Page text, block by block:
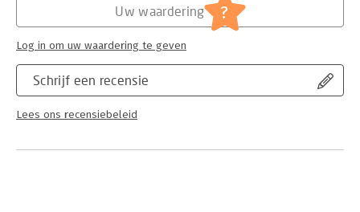
Schrijf een recensie
Lees ons recensiebeleid
Uw waardering ?
Log in om uw waardering te geven